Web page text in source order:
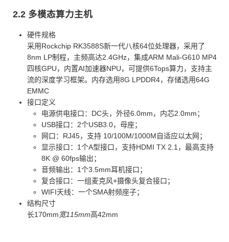
2.2 多模态算力主机
硬件规格
采用Rockchip RK3588S新一代八核64位处理器，采用了
8nm LP制程，主频高达2.4GHz，集成ARM Mali-G610 MP4
四核GPU，内置AI加速器NPU，可提供6Tops算力，支持主
流的深度学习框架。内存选用8G LPDDR4，存储选用64G
EMMC
接口定义
电源供电接口：DC头，外径6.0mm，内芯2.0mm；
USB接口：2个USB3.0，母座；
网口：RJ45，支持 10/100M/1000M自适应以太网；
显示接口：1个A型接口，支持HDMI TX 2.1，最高支持
8K @ 60fps输出；
音频输出：1个3.5mm耳机接口；
复合接口：一组麦克风+摄像头复合接口；
WIFI天线：一个SMA射频座子；
结构尺寸
长170mm 宽115mm高42mm